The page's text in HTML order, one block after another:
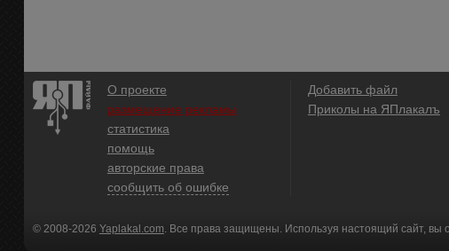
О проекте
размещение рекламы
статистика
помощь
авторские права
сообщить об ошибке
Добавить файл
Приколы на ЯПлакалъ
© 2008-2026 Yaplakal.com. Все права защищены. Используя настоящий сайт, вы